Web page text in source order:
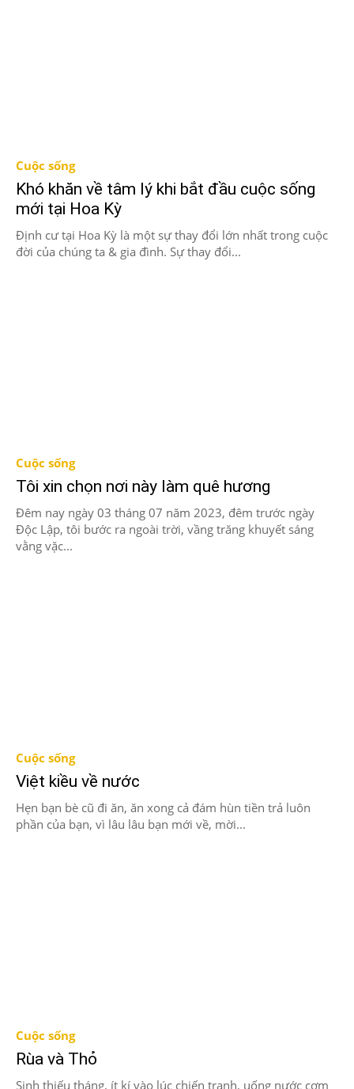
Cuộc sống
Khó khăn về tâm lý khi bắt đầu cuộc sống
mới tại Hoa Kỳ
Định cư tại Hoa Kỳ là một sự thay đổi lớn nhất trong cuộc
đời của chúng ta & gia đình. Sự thay đổi...
Cuộc sống
Tôi xin chọn nơi này làm quê hương
Đêm nay ngày 03 tháng 07 năm 2023, đêm trước ngày
Độc Lập, tôi bước ra ngoài trời, vầng trăng khuyết sáng
vằng vặc...
Cuộc sống
Việt kiều về nước
Hẹn bạn bè cũ đi ăn, ăn xong cả đám hùn tiền trả luôn
phần của bạn, vì lâu lâu bạn mới về, mời...
Cuộc sống
Rùa và Thỏ
Sinh thiếu tháng, ít kí vào lúc chiến tranh, uống nước cơm